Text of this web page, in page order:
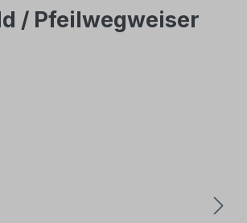
/ Pfeilwegweiser